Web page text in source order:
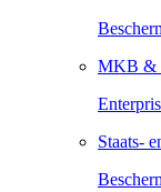
MKB &
Staats-